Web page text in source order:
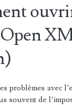
problèmes avec
souvent de